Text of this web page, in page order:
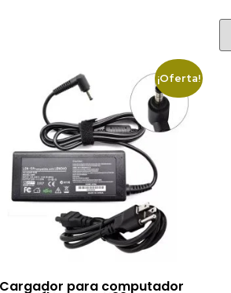
¡Oferta!
Cargador para computador